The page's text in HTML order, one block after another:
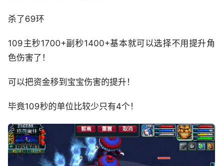
杀了69环
109主秒1700+副秒1400+基本就可以选择不用提升角
色伤害了！
可以把资金移到宝宝伤害的提升！
毕竟109秒的单位比较少只有4个！